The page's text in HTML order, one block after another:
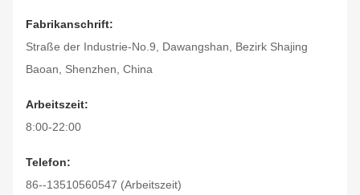
Fabrikanschrift:
Straße der Industrie-No.9, Dawangshan, Bezirk Shajing
Baoan, Shenzhen, China
Arbeitszeit:
8:00-22:00
Telefon:
86--13510560547 (Arbeitszeit)